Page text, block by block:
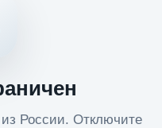
России. Отключите